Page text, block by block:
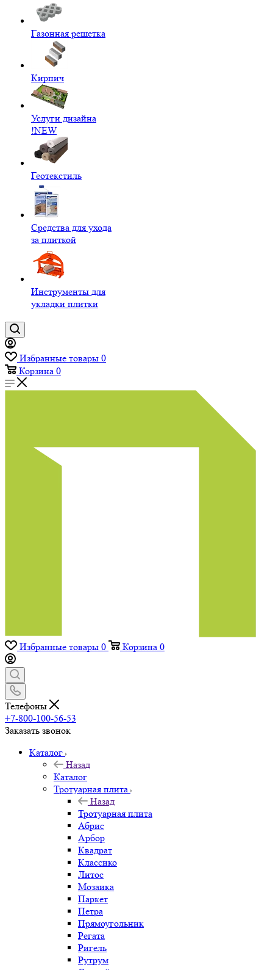
Газонная решетка
Кирпич
Услуги дизайна
!NEW
Геотекстиль
Средства для ухода
за плиткой
Инструменты для
укладки плитки
Избранные товары 0
Корзина 0
Избранные товары 0 Корзина 0
Телефоны
+7-800-100-56-53
Заказать звонок
Каталог
Назад
Каталог
Тротуарная плита
Назад
Тротуарная плита
Абрис
Арбор
Квадрат
Классико
Литос
Мозаика
Паркет
Петра
Прямоугольник
Регата
Ригель
Рутрум